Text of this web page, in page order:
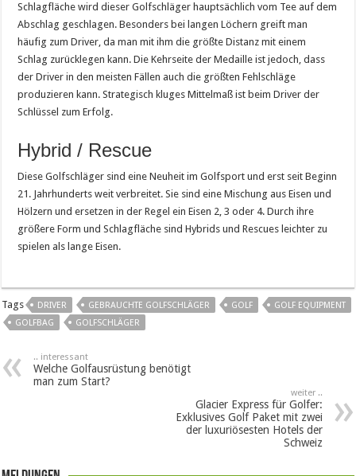
Schlagfläche wird dieser Golfschläger hauptsächlich vom Tee auf dem
Abschlag geschlagen. Besonders bei langen Löchern greift man
häufig zum Driver, da man mit ihm die größte Distanz mit einem
Schlag zurücklegen kann. Die Kehrseite der Medaille ist jedoch, dass
der Driver in den meisten Fällen auch die größten Fehlschläge
produzieren kann. Strategisch kluges Mittelmaß ist beim Driver der
Schlüssel zum Erfolg.
Hybrid / Rescue
Diese Golfschläger sind eine Neuheit im Golfsport und erst seit Beginn
21. Jahrhunderts weit verbreitet. Sie sind eine Mischung aus Eisen und
Hölzern und ersetzen in der Regel ein Eisen 2, 3 oder 4. Durch ihre
größere Form und Schlagfläche sind Hybrids und Rescues leichter zu
spielen als lange Eisen.
Tags DRIVER GEBRAUCHTE GOLFSCHLÄGER GOLF
GOLF EQUIPMENT
GOLFBAG
GOLFSCHLÄGER
.. interessant
Welche Golfausrüstung benötigt
man zum Start?
weiter ..
Glacier Express für Golfer:
Exklusives Golf Paket mit zwei
der luxuriösesten Hotels der
Schweiz